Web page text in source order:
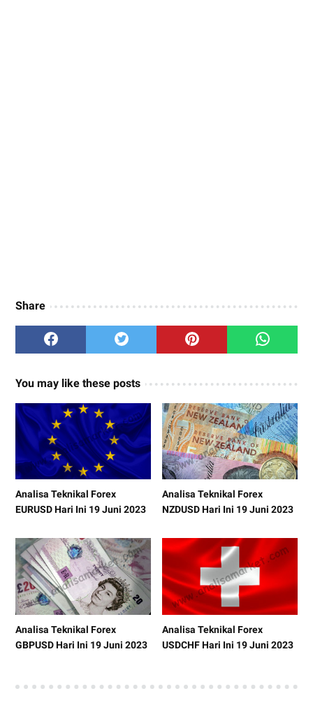
Share
You may like these posts
Analisa Teknikal Forex
EURUSD Hari Ini 19 Juni 2023
Analisa Teknikal Forex
NZDUSD Hari Ini 19 Juni 2023
Analisa Teknikal Forex
GBPUSD Hari Ini 19 Juni 2023
Analisa Teknikal Forex
USDCHF Hari Ini 19 Juni 2023